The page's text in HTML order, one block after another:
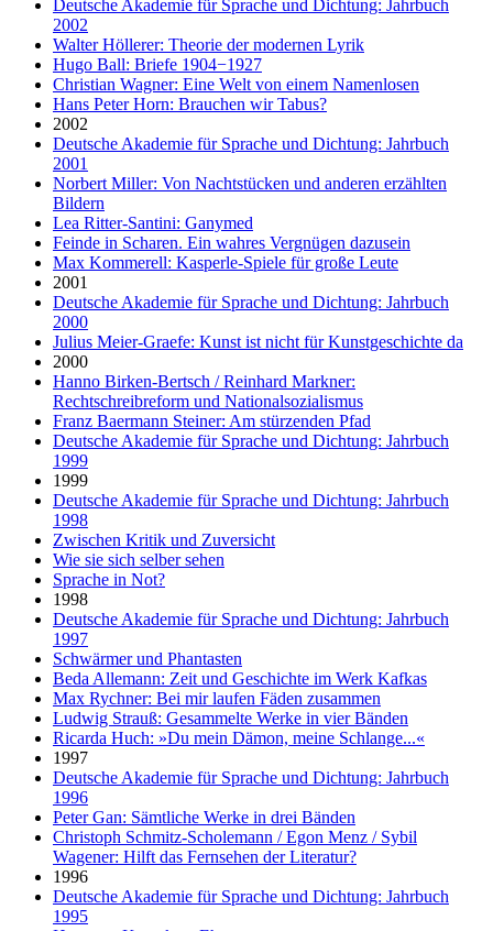
Deutsche Akademie für Sprache und Dichtung: Jahrbuch
2002
Walter Höllerer: Theorie der modernen Lyrik
Hugo Ball: Briefe 1904−1927
Christian Wagner: Eine Welt von einem Namenlosen
Hans Peter Horn: Brauchen wir Tabus?
2002
Deutsche Akademie für Sprache und Dichtung: Jahrbuch
2001
Norbert Miller: Von Nachtstücken und anderen erzählten
Bildern
Lea Ritter-Santini: Ganymed
Feinde in Scharen. Ein wahres Vergnügen dazusein
Max Kommerell: Kasperle-Spiele für große Leute
2001
Deutsche Akademie für Sprache und Dichtung: Jahrbuch
2000
Julius Meier-Graefe: Kunst ist nicht für Kunstgeschichte da
2000
Hanno Birken-Bertsch / Reinhard Markner:
Rechtschreibreform und Nationalsozialismus
Franz Baermann Steiner: Am stürzenden Pfad
Deutsche Akademie für Sprache und Dichtung: Jahrbuch
1999
1999
Deutsche Akademie für Sprache und Dichtung: Jahrbuch
1998
Zwischen Kritik und Zuversicht
Wie sie sich selber sehen
Sprache in Not?
1998
Deutsche Akademie für Sprache und Dichtung: Jahrbuch
1997
Schwärmer und Phantasten
Beda Allemann: Zeit und Geschichte im Werk Kafkas
Max Rychner: Bei mir laufen Fäden zusammen
Ludwig Strauß: Gesammelte Werke in vier Bänden
Ricarda Huch: »Du mein Dämon, meine Schlange...«
1997
Deutsche Akademie für Sprache und Dichtung: Jahrbuch
1996
Peter Gan: Sämtliche Werke in drei Bänden
Christoph Schmitz-Scholemann / Egon Menz / Sybil
Wagener: Hilft das Fernsehen der Literatur?
1996
Deutsche Akademie für Sprache und Dichtung: Jahrbuch
1995